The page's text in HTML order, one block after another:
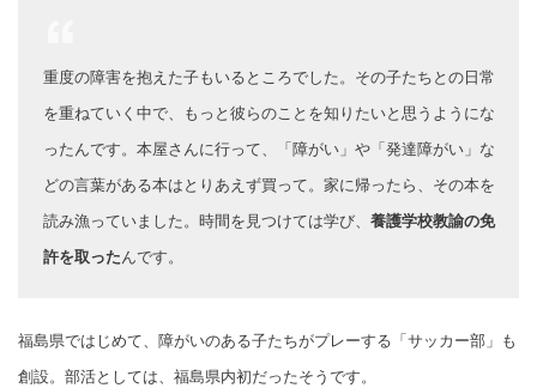
重度の障害を抱えた子もいるところでした。その子たちとの日常
を重ねていく中で、もっと彼らのことを知りたいと思うようにな
ったんです。本屋さんに行って、「障がい」や「発達障がい」な
どの言葉がある本はとりあえず買って。家に帰ったら、その本を
読み漁っていました。時間を見つけては学び、 養護学校教諭の免
許を取ったんです。
福島県ではじめて、障がいのある子たちがプレーする「サッカー部」も
創設。部活としては、福島県内初だったそうです。